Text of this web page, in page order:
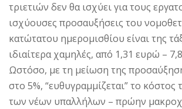
τριετιών δεν θα ισχύει για τους
ισχύουσες προσαυξήσεις του
κατώτατου ημερομισθίου είναι της
ιδιαίτερα χαμηλές, από 1,31 ευρώ –
Ωστόσο, με τη μείωση της
στο 5%, “ευθυγραμμίζεται” το κόστος
των νέων υπαλλήλων – πρώην